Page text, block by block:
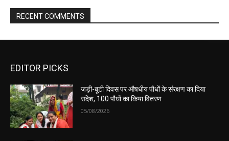
RECENT COMMENTS
EDITOR PICKS
जड़ी-बूटी दिवस पर औषधीय पौधों के संरक्षण का दिया
संदेश, 100 पौधों का किया वितरण
05/08/2026